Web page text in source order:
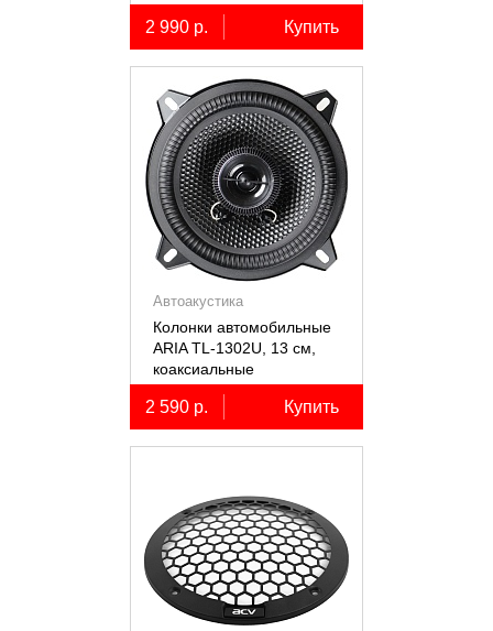
двухполосные, 2 шт.
2 990 р. Купить
Автоакустика
Колонки автомобильные
ARIA TL-1302U, 13 см,
коаксиальные
двухполосные, 2 шт.
2 590 р. Купить